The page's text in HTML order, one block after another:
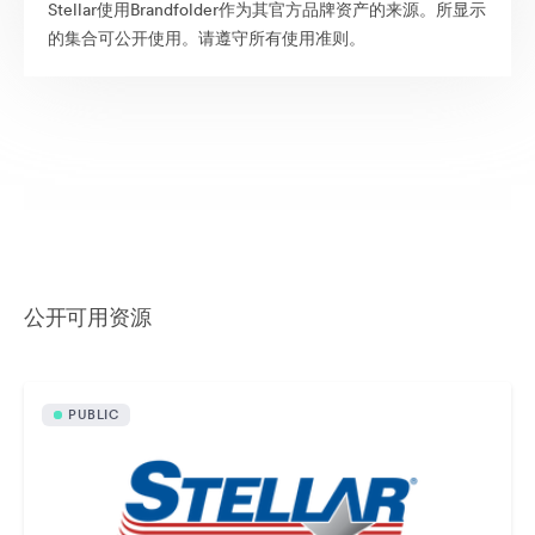
Stellar使用Brandfolder作为其官方品牌资产的来源。所显示
的集合可公开使用。请遵守所有使用准则。
公开可用资源
PUBLIC